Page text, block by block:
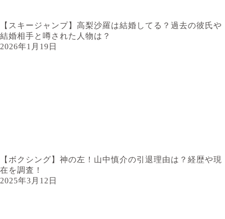
【スキージャンプ】高梨沙羅は結婚してる？過去の彼氏や
結婚相手と噂された人物は？
2026年1月19日
【ボクシング】神の左！山中慎介の引退理由は？経歴や現
在を調査！
2025年3月12日